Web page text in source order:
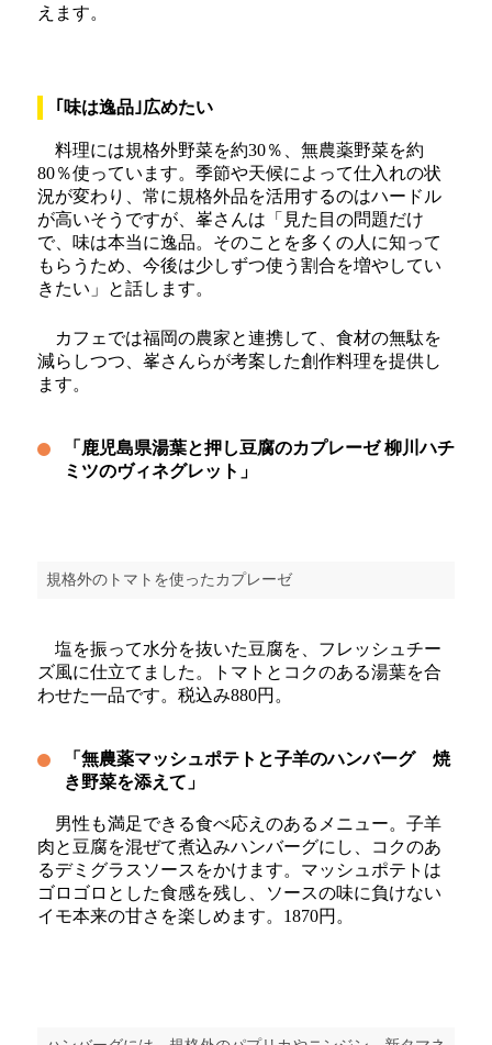
えます。
｢味は逸品｣広めたい
料理には規格外野菜を約30％、無農薬野菜を約
80％使っています。季節や天候によって仕入れの状
況が変わり、常に規格外品を活用するのはハードル
が高いそうですが、峯さんは「見た目の問題だけ
で、味は本当に逸品。そのことを多くの人に知って
もらうため、今後は少しずつ使う割合を増やしてい
きたい」と話します。
カフェでは福岡の農家と連携して、食材の無駄を
減らしつつ、峯さんらが考案した創作料理を提供し
ます。
「鹿児島県湯葉と押し豆腐のカプレーゼ 柳川ハチ
ミツのヴィネグレット」
規格外のトマトを使ったカプレーゼ
塩を振って水分を抜いた豆腐を、フレッシュチー
ズ風に仕立てました。トマトとコクのある湯葉を合
わせた一品です。税込み880円。
「無農薬マッシュポテトと子羊のハンバーグ 焼
き野菜を添えて」
男性も満足できる食べ応えのあるメニュー。子羊
肉と豆腐を混ぜて煮込みハンバーグにし、コクのあ
るデミグラスソースをかけます。マッシュポテトは
ゴロゴロとした食感を残し、ソースの味に負けない
イモ本来の甘さを楽しめます。1870円。